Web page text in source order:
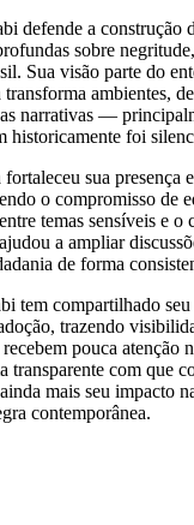
defende a construção
sobre
Sua visão parte do
ambientes,
narrativas —
historicamente foi
sua presença
o compromisso de
temas sensíveis e o
a ampliar
de forma
tem compartilhado
trazendo
pouca atenção
transparente com que
mais seu impacto
contemporânea.